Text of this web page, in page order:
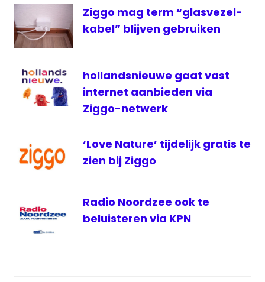
24
ziggo
Ziggo mag term “glasvezel-
kabel” blijven gebruiken
hollandsnieuwe gaat vast
internet aanbieden via
Ziggo-netwerk
‘Love Nature’ tijdelijk gratis te
zien bij Ziggo
Radio Noordzee ook te
beluisteren via KPN